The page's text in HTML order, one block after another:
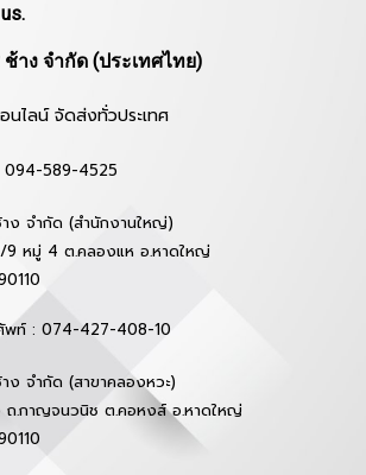
าง จำกัด (ประเทศไทย)
นไลน์ จัดส่งทั่วประเทศ
094-589-4525
ง จำกัด (สำนักงานใหญ่)
หมู่ 4 ต.คลองแห อ.หาดใหญ่
พท์ : 074-427-408-10
ง จำกัด (สาขาคลองหวะ)
ถ.กาญจนวนิช ต.คอหงส์ อ.หาดใหญ่